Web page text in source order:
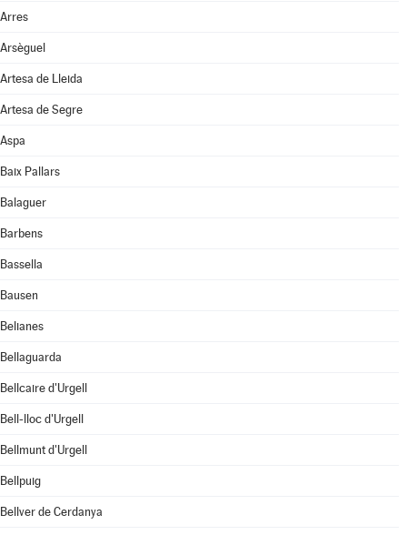
Arres
Arsèguel
Artesa de Lleida
Artesa de Segre
Aspa
Baix Pallars
Balaguer
Barbens
Bassella
Bausen
Belianes
Bellaguarda
Bellcaire d'Urgell
Bell-lloc d'Urgell
Bellmunt d'Urgell
Bellpuig
Bellver de Cerdanya